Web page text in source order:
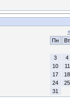
«
Пн
Вт
3
4
10
11
17
18
24
25
31